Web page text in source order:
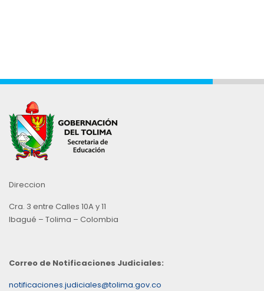
Direccion
Cra. 3 entre Calles 10A y 11
Ibagué – Tolima – Colombia
Correo de Notificaciones Judiciales:
notificaciones.judiciales@tolima.gov.co